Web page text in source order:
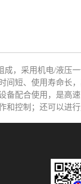
，采用机电/液压
短、使用寿命长
配合使用，是高
控制；还可以进行